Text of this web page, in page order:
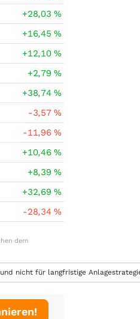
+28,03%
+16,45%
+12,10%
+2,79%
+38,74%
-3,57%
-11,96%
+10,46%
+8,39%
+32,69%
-28,34%
dem
nicht für langfristige